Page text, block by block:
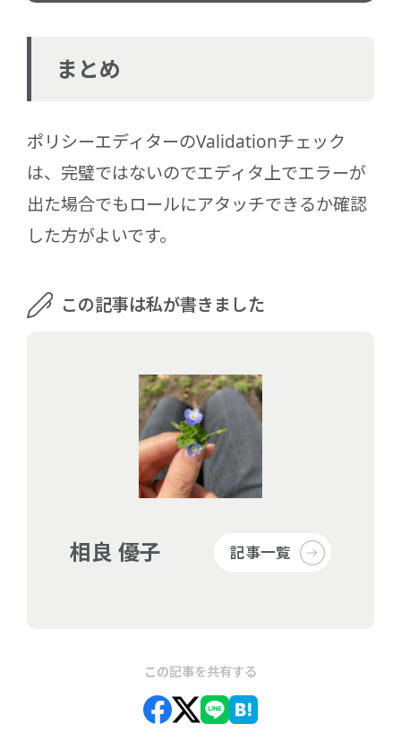
まとめ
ポリシーエディターのValidationチェック
は、完璧ではないのでエディタ上でエラーが
出た場合でもロールにアタッチできるか確認
した方がよいです。
この記事は私が書きました
相良 優子 記事一覧
この記事を共有する